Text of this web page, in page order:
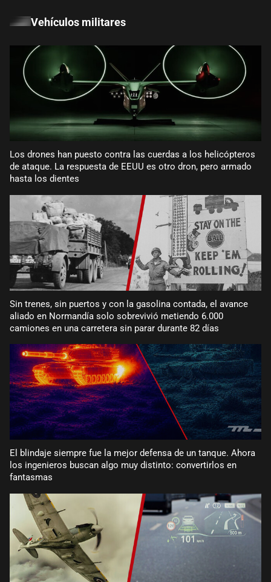
Vehículos militares
Los drones han puesto contra las cuerdas a los helicópteros
de ataque. La respuesta de EEUU es otro dron, pero armado
hasta los dientes
Sin trenes, sin puertos y con la gasolina contada, el avance
aliado en Normandía solo sobrevivió metiendo 6.000
camiones en una carretera sin parar durante 82 días
El blindaje siempre fue la mejor defensa de un tanque. Ahora
los ingenieros buscan algo muy distinto: convertirlos en
fantasmas